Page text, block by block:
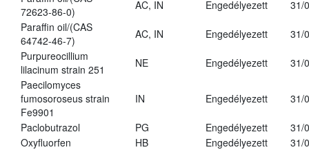
72623-86-0)
AC, IN Engedélyezett
31/
Paraffin oil/(CAS
64742-46-7)
AC, IN Engedélyezett
31/
Purpureocillium
lilacinum strain 251
NE Engedélyezett
31/
Paecilomyces
fumosoroseus strain
Fe9901
IN Engedélyezett 31/
Paclobutrazol PG Engedélyezett
31/
Oxyfluorfen
HB Engedélyezett
31/